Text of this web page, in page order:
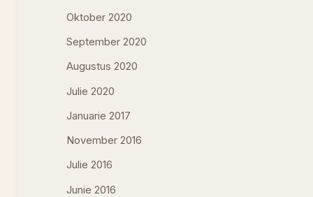
Oktober 2020
September 2020
Augustus 2020
Julie 2020
Januarie 2017
November 2016
Julie 2016
Junie 2016